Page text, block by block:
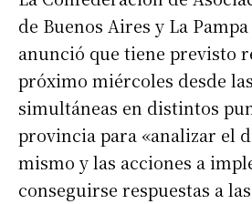
de Buenos Aires y La Pampa
anunció que tiene previsto
próximo miércoles desde
simultáneas en distintos
provincia para «analizar el
mismo y las acciones a
conseguirse respuestas a